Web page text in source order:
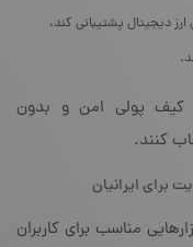
دیجیتال پشتیبانی کند،
کیف پولی امن و بدون
کنند.
برای ایرانیان
مناسب برای کاربران